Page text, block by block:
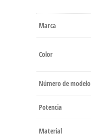
Marca
Color
Número de modelo
Potencia
Material